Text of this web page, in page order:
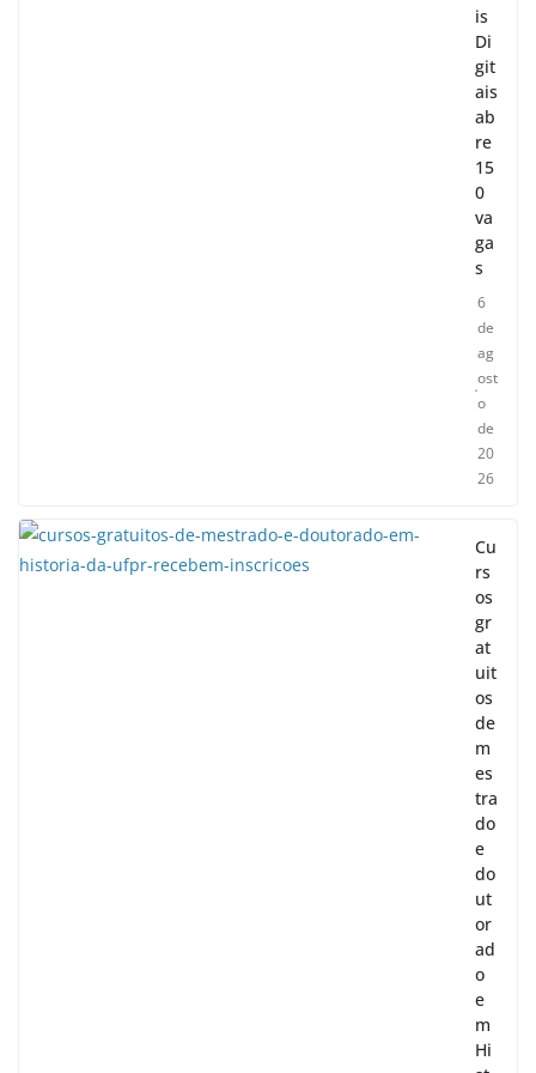
is
Di
git
ais
ab
re
15
0
va
ga
s
6
de
ag
ost
o
de
20
26
Cu
rs
os
gr
at
uit
os
de
m
es
tra
do
e
do
ut
or
ad
o
e
m
Hi